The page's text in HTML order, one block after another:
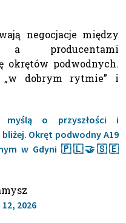
negocjacje między
a producentami
okrętów podwodnych.
„w dobrym rytmie” i
o przyszłości i
Okręt podwodny A19
w Gdyni 🇵🇱🤝🇸🇪
2026